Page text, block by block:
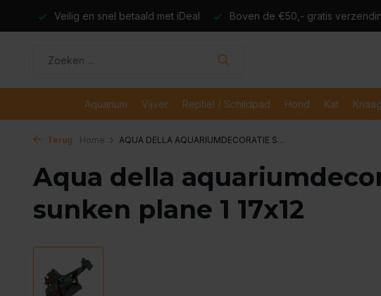
Veilig en snel betaald met iDeal Boven de €50,- gratis
Aquarium Vijver Reptiel / Schildpad Hond Kat
Terug Home AQUA DELLA AQUARIUMDECORATIE S...
Aqua della
sunken plane 1 17x12